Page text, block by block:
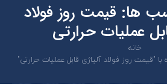
ها: قیمت روز فولاد
عمليات حرارتی
خانه
"قیمت روز فولاد آلياژی قابل عمليات حرارتی"